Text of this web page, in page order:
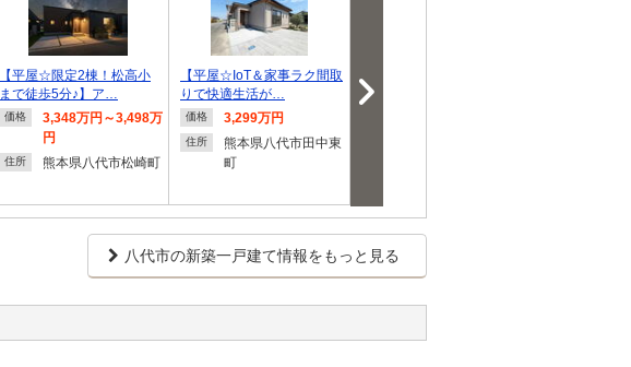
【平屋☆限定2棟！松高小
まで徒歩5分♪】ア…
価格
3,348万円～3,498万
円
住所 熊本県八代市松崎町
【平屋☆IoT＆家事ラク間取
りで快適生活が…
価格 3,299万円
住所
熊本県八代市田中東
町
規分譲開始！お…
八代市の新築一戸建て情報をもっと見る